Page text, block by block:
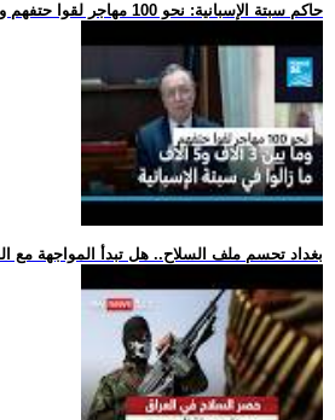
.. حاكم سبتة الإسبانية: نحو 100 مهاجر لقوا حتفهم وما بين 3 آلاف
.. بغداد تحسم ملف السلاح.. هل تبدأ المواجهة مع